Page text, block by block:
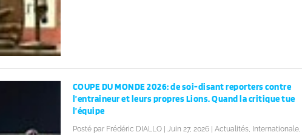
COUPE DU MONDE 2026: de soi-disant reporters contre
l’entraineur et leurs propres Lions. Quand la critique tue
l’équipe
Posté par Frédéric DIALLO| Juin 27, 2026| Actualités, Internationale,